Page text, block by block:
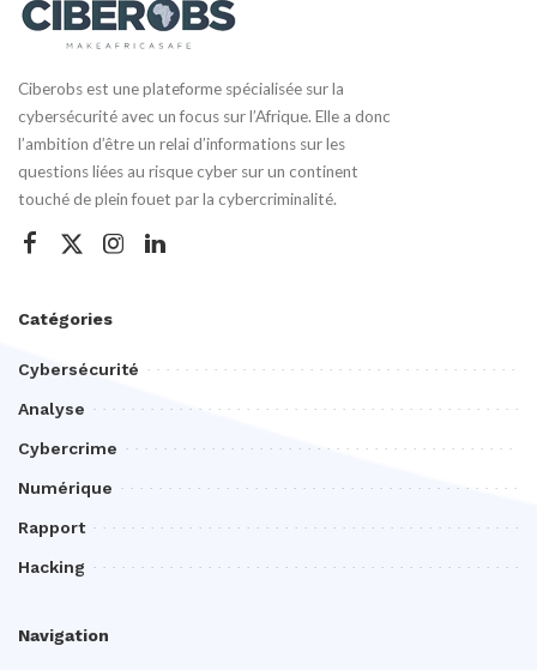
Ciberobs est une plateforme spécialisée sur la
cybersécurité avec un focus sur l’Afrique. Elle a donc
l’ambition d’être un relai d’informations sur les
questions liées au risque cyber sur un continent
touché de plein fouet par la cybercriminalité.
Catégories
Cybersécurité
Analyse
Cybercrime
Numérique
Rapport
Hacking
Navigation